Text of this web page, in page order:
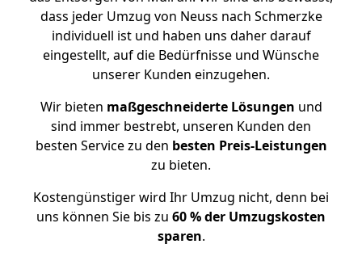
dass jeder Umzug von Neuss nach Schmerzke
individuell ist und haben uns daher darauf
eingestellt, auf die Bedürfnisse und Wünsche
unserer Kunden einzugehen.
Wir bieten maßgeschneiderte Lösungen und
sind immer bestrebt, unseren Kunden den
besten Service zu den besten Preis-Leistungen
zu bieten.
Kostengünstiger wird Ihr Umzug nicht, denn bei
uns können Sie bis zu 60 % der Umzugskosten
sparen.